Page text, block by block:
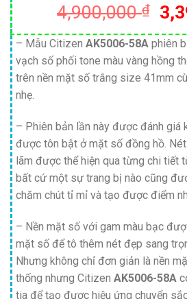
4,900,000₫
Giá
gốc
là:
– Mẫu Citizen AK5006-58A phiên
vạch số phối tone màu vàng hồng
trên nền mặt số trắng size 41mm
nhẹ.
– Phiên bản lần này được đánh giá
được tôn bật ở mặt số đồng hồ.
lãm được thể hiện qua từng chi tiết
bất cứ một sự trang bị nào cũng
chăm chút tỉ mỉ và tạo được điểm
– Nền mặt số với gam màu bạc
mặt số để tô thêm nét đẹp sang
Nhưng không chỉ đơn giản là nền
thống nhưng Citizen AK5006-58A
tia để tạo được hiệu ứng chuyển